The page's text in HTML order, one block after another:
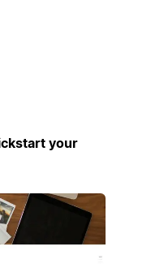
your